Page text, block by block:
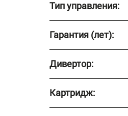
Тип управления:
Гарантия (лет):
Дивертор:
Картридж: